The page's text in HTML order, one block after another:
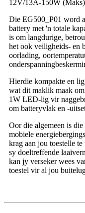
12V/13A-150W
Die EG500_P01 word
battery met 'n totale
is om langdurige,
het ook veiligheids- en
oorlading,
Hierdie kompakte en
wat dit maklik maak
1W LED-lig vir
om batteryvlak en -
Oor die algemeen is
mobiele
krag aan jou toestelle
sy doeltreffende
kan jy verseker wees
toestel vir al jou